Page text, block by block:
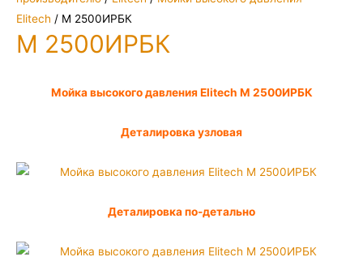
Elitech / М 2500ИРБК
М 2500ИРБК
Мойка высокого давления Elitech М 2500ИРБК
Деталировка узловая
Деталировка по-детально